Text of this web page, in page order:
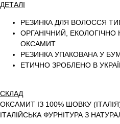
ДЕТАЛІ
РЕЗИНКА ДЛЯ ВОЛОССЯ
ОРГАНІЧНИЙ,
ОКСАМИТ
РЕЗИНКА УПАКОВАНА У
ЕТИЧНО ЗРОБЛЕНО В
СКЛАД
ОКСАМИТ ІЗ 100% ШОВКУ
ІТАЛІЙСЬКА ФУРНІТУРА З